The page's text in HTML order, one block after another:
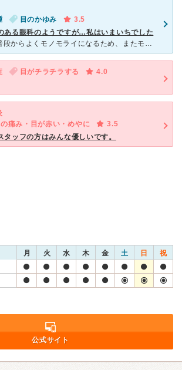
目のかゆみ
3.5
ある眼科のようですが…私はいまいちでした
[症状・来院理由] 普段からよくモノモライになるため、またモノモライかと思い診て貰ったら霰粒腫と診断されました。切ってしまったほうが治るのも早く繰り返さないためにも切った方が良いと言われましたが、痛
目がチラチラする
4.0
痛み・目が赤い・めやに
3.5
タッフの方はみんな優しいです。
月 火 水 木 金 土 日 祝
公式サイト